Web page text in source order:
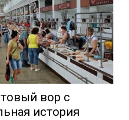
вор с
история